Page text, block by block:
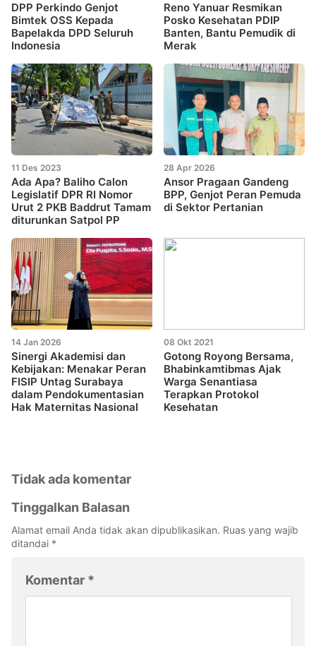
DPP Perkindo Genjot
Bimtek OSS Kepada
Bapelakda DPD Seluruh
Indonesia
Reno Yanuar Resmikan
Posko Kesehatan PDIP
Banten, Bantu Pemudik di
Merak
11 Des 2023
Ada Apa? Baliho Calon
Legislatif DPR RI Nomor
Urut 2 PKB Baddrut Tamam
diturunkan Satpol PP
28 Apr 2026
Ansor Pragaan Gandeng
BPP, Genjot Peran Pemuda
di Sektor Pertanian
14 Jan 2026
Sinergi Akademisi dan
Kebijakan: Menakar Peran
FISIP Untag Surabaya
dalam Pendokumentasian
Hak Maternitas Nasional
08 Okt 2021
Gotong Royong Bersama,
Bhabinkamtibmas Ajak
Warga Senantiasa
Terapkan Protokol
Kesehatan
Tidak ada komentar
Tinggalkan Balasan
Alamat email Anda tidak akan dipublikasikan. Ruas yang wajib
ditandai *
Komentar *